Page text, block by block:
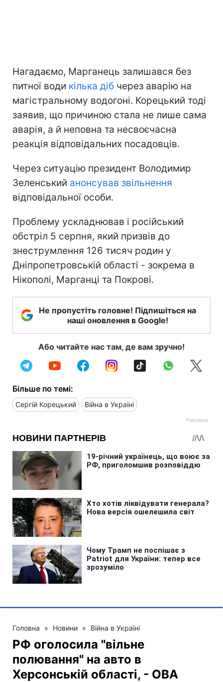
Нагадаємо, Марганець залишався без
питної води кілька діб через аварію на
магістральному водогоні. Корецький тоді
заявив, що причиною стала не лише сама
аварія, а й неповна та несвоєчасна
реакція відповідальних посадовців.
Через ситуацію президент Володимир
Зеленський анонсував звільнення
відповідальної особи.
Проблему ускладнював і російський
обстріл 5 серпня, який призвів до
знеструмлення 126 тисяч родин у
Дніпропетровській області - зокрема в
Нікополі, Марганці та Покрові.
Не пропустіть головне! Підпишіться на
наші оновлення в Google!
Або читайте нас там, де вам зручно!
Більше по темі:
Сергій Корецький Війна в Україні
Головна » Новини » Війна в Україні
РФ оголосила "вільне
полювання" на авто в
Херсонській області, - ОВА